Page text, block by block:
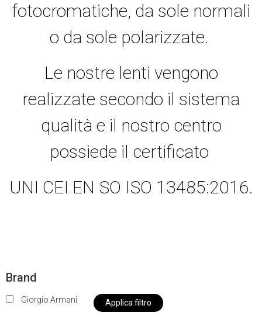
fotocromatiche, da sole normali
o da sole polarizzate.
Le nostre lenti vengono
realizzate secondo il sistema
qualità e il nostro centro
possiede il certificato
UNI CEI EN SO ISO 13485:2016.
Brand
Giorgio Armani Applica filtro